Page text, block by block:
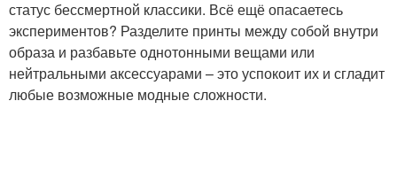
статус бессмертной классики. Всё ещё опасаетесь
экспериментов? Разделите принты между собой внутри
образа и разбавьте однотонными вещами или
нейтральными аксессуарами – это успокоит их и сгладит
любые возможные модные сложности.